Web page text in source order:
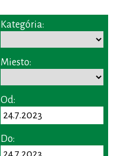
Kategória:
Miesto:
Od:
Do: